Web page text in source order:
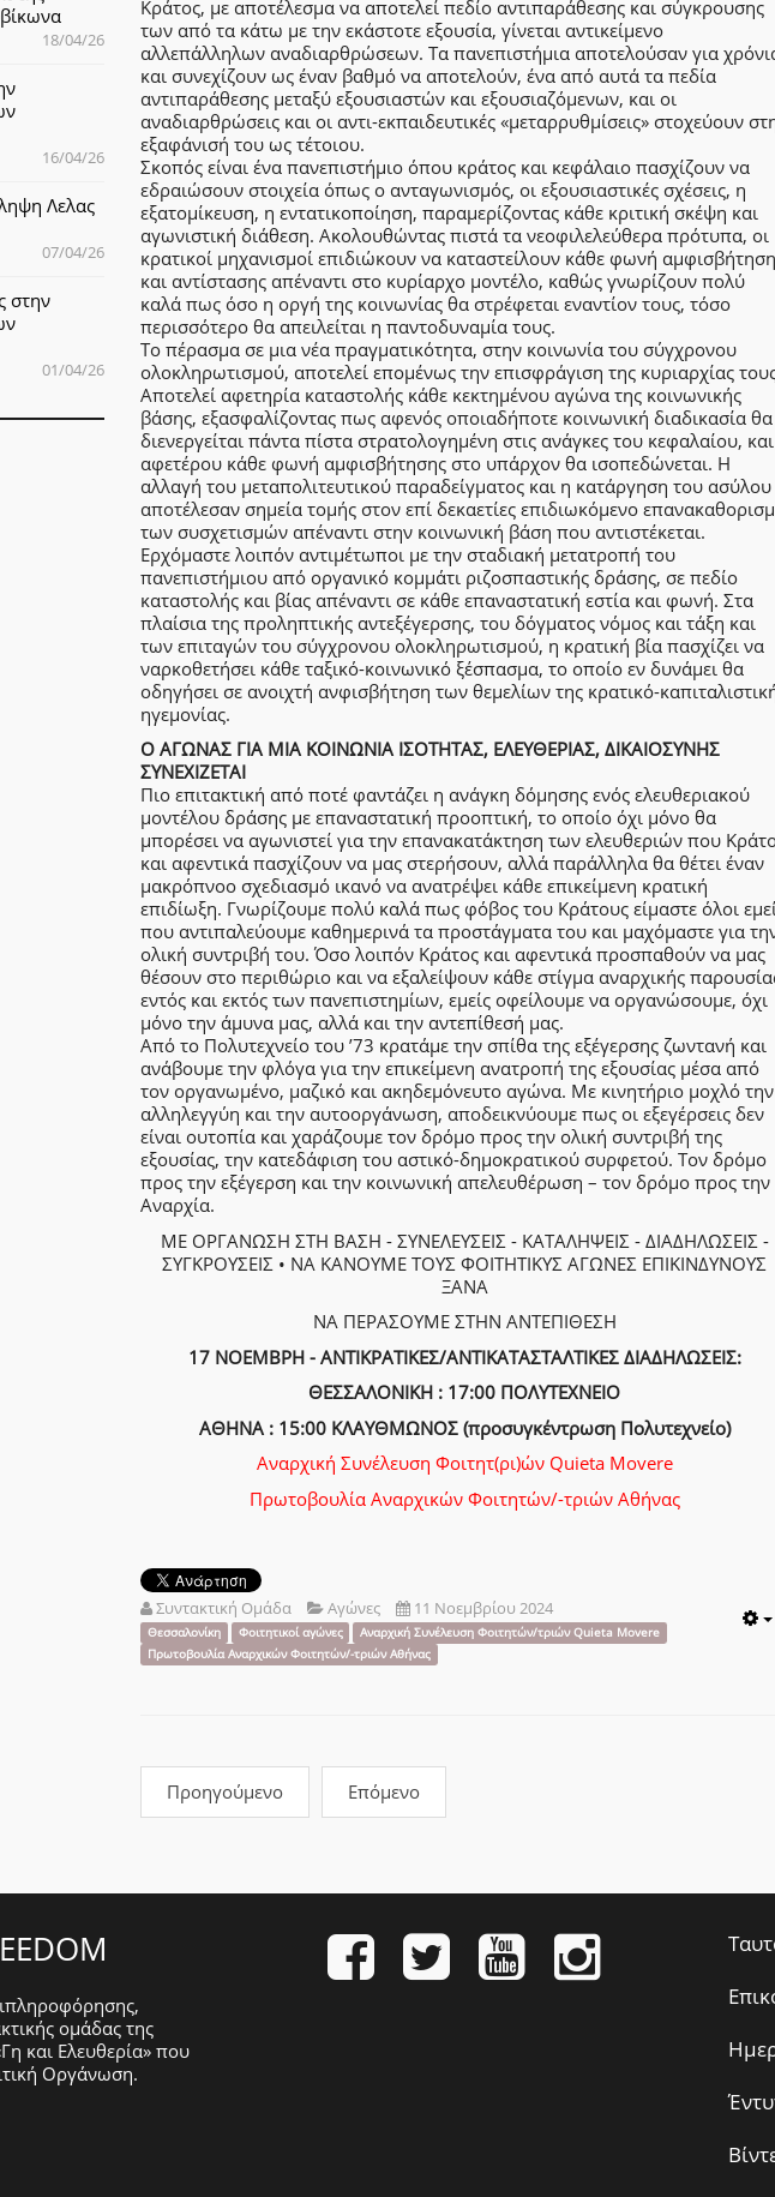
Κράτος, με αποτέλεσμα να αποτελεί πεδίο αντιπαράθεσης και σύγκρουσης
των από τα κάτω με την εκάστοτε εξουσία, γίνεται αντικείμενο
αλλεπάλληλων αναδιαρθρώσεων. Τα πανεπιστήμια αποτελούσαν για
και συνεχίζουν ως έναν βαθμό να αποτελούν, ένα από αυτά τα πεδία
αντιπαράθεσης μεταξύ εξουσιαστών και εξουσιαζόμενων, και οι
αναδιαρθρώσεις και οι αντι-εκπαιδευτικές «μεταρρυθμίσεις» στοχεύουν
εξαφάνισή του ως τέτοιου.
Σκοπός είναι ένα πανεπιστήμιο όπου κράτος και κεφάλαιο πασχίζουν να
εδραιώσουν στοιχεία όπως ο ανταγωνισμός, οι εξουσιαστικές σχέσεις, η
εξατομίκευση, η εντατικοποίηση, παραμερίζοντας κάθε κριτική σκέψη και
αγωνιστική διάθεση. Ακολουθώντας πιστά τα νεοφιλελεύθερα πρότυπα, οι
κρατικοί μηχανισμοί επιδιώκουν να καταστείλουν κάθε φωνή
και αντίστασης απέναντι στο κυρίαρχο μοντέλο, καθώς γνωρίζουν πολύ
καλά πως όσο η οργή της κοινωνίας θα στρέφεται εναντίον τους, τόσο
περισσότερο θα απειλείται η παντοδυναμία τους.
Το πέρασμα σε μια νέα πραγματικότητα, στην κοινωνία του σύγχρονου
ολοκληρωτισμού, αποτελεί επομένως την επισφράγιση της κυριαρχίας
Αποτελεί αφετηρία καταστολής κάθε κεκτημένου αγώνα της κοινωνικής
βάσης, εξασφαλίζοντας πως αφενός οποιαδήποτε κοινωνική διαδικασία θα
διενεργείται πάντα πίστα στρατολογημένη στις ανάγκες του κεφαλαίου, και
αφετέρου κάθε φωνή αμφισβήτησης στο υπάρχον θα ισοπεδώνεται. Η
αλλαγή του μεταπολιτευτικού παραδείγματος και η κατάργηση του ασύλου
αποτέλεσαν σημεία τομής στον επί δεκαετίες επιδιωκόμενο
των συσχετισμών απέναντι στην κοινωνική βάση που αντιστέκεται.
Ερχόμαστε λοιπόν αντιμέτωποι με την σταδιακή μετατροπή του
πανεπιστήμιου από οργανικό κομμάτι ριζοσπαστικής δράσης, σε πεδίο
καταστολής και βίας απέναντι σε κάθε επαναστατική εστία και φωνή. Στα
πλαίσια της προληπτικής αντεξέγερσης, του δόγματος νόμος και τάξη και
των επιταγών του σύγχρονου ολοκληρωτισμού, η κρατική βία πασχίζει να
ναρκοθετήσει κάθε ταξικό-κοινωνικό ξέσπασμα, το οποίο εν δυνάμει θα
οδηγήσει σε ανοιχτή ανφισβήτηση των θεμελίων της κρατικό-
ηγεμονίας.
Ο ΑΓΩΝΑΣ ΓΙΑ ΜΙΑ ΚΟΙΝΩΝΙΑ ΙΣΟΤΗΤΑΣ, ΕΛΕΥΘΕΡΙΑΣ, ΔΙΚΑΙΟΣΥΝΗΣ
ΣΥΝΕΧΙΖΕΤΑΙ
Πιο επιτακτική από ποτέ φαντάζει η ανάγκη δόμησης ενός ελευθεριακού
μοντέλου δράσης με επαναστατική προοπτική, το οποίο όχι μόνο θα
μπορέσει να αγωνιστεί για την επανακατάκτηση των ελευθεριών που
και αφεντικά πασχίζουν να μας στερήσουν, αλλά παράλληλα θα θέτει έναν
μακρόπνοο σχεδιασμό ικανό να ανατρέψει κάθε επικείμενη κρατική
επιδίωξη. Γνωρίζουμε πολύ καλά πως φόβος του Κράτους είμαστε όλοι
που αντιπαλεύουμε καθημερινά τα προστάγματα του και μαχόμαστε για
ολική συντριβή του. Όσο λοιπόν Κράτος και αφεντικά προσπαθούν να μας
θέσουν στο περιθώριο και να εξαλείψουν κάθε στίγμα αναρχικής
εντός και εκτός των πανεπιστημίων, εμείς οφείλουμε να οργανώσουμε, όχι
μόνο την άμυνα μας, αλλά και την αντεπίθεσή μας.
Από το Πολυτεχνείο του ’73 κρατάμε την σπίθα της εξέγερσης ζωντανή και
ανάβουμε την φλόγα για την επικείμενη ανατροπή της εξουσίας μέσα από
τον οργανωμένο, μαζικό και ακηδεμόνευτο αγώνα. Με κινητήριο μοχλό την
αλληλεγγύη και την αυτοοργάνωση, αποδεικνύουμε πως οι εξεγέρσεις δεν
είναι ουτοπία και χαράζουμε τον δρόμο προς την ολική συντριβή της
εξουσίας, την κατεδάφιση του αστικό-δημοκρατικού συρφετού. Τον δρόμο
προς την εξέγερση και την κοινωνική απελευθέρωση – τον δρόμο προς την
Αναρχία.
ΜΕ ΟΡΓΑΝΩΣΗ ΣΤΗ ΒΑΣΗ - ΣΥΝΕΛΕΥΣΕΙΣ - ΚΑΤΑΛΗΨΕΙΣ - ΔΙΑΔΗΛΩΣΕΙΣ -
ΣΥΓΚΡΟΥΣΕΙΣ • ΝΑ ΚΑΝΟΥΜΕ ΤΟΥΣ ΦΟΙΤΗΤΙΚΥΣ ΑΓΩΝΕΣ ΕΠΙΚΙΝΔΥΝΟΥΣ
ΞΑΝΑ
ΝΑ ΠΕΡΑΣΟΥΜΕ ΣΤΗΝ ΑΝΤΕΠΙΘΕΣΗ
17 ΝΟΕΜΒΡΗ - ΑΝΤΙΚΡΑΤΙΚΕΣ/ΑΝΤΙΚΑΤΑΣΤΑΛΤΙΚΕΣ ΔΙΑΔΗΛΩΣΕΙΣ:
ΘΕΣΣΑΛΟΝΙΚΗ : 17:00 ΠΟΛΥΤΕΧΝΕΙΟ
ΑΘΗΝΑ : 15:00 ΚΛΑΥΘΜΩΝΟΣ (προσυγκέντρωση Πολυτεχνείο)
Αναρχική Συνέλευση Φοιτητ(ρι)ών Quieta Movere
Πρωτοβουλία Αναρχικών Φοιτητών/-τριών Αθήνας
Συντακτική Ομάδα Αγώνες 11 Νοεμβρίου 2024
Θεσσαλονίκη Φοιτητικοί αγώνες
Αναρχική Συνέλευση Φοιτητών/τριών Quieta Movere
Πρωτοβουλία Αναρχικών Φοιτητών/-τριών Αθήνας
Προηγούμενο Επόμενο
18/04/26
16/04/26
Λελας
07/04/26
στην
01/04/26
ομάδας της
και Ελευθερία» που
Οργάνωση.